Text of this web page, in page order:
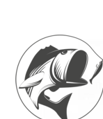
Рыбалка